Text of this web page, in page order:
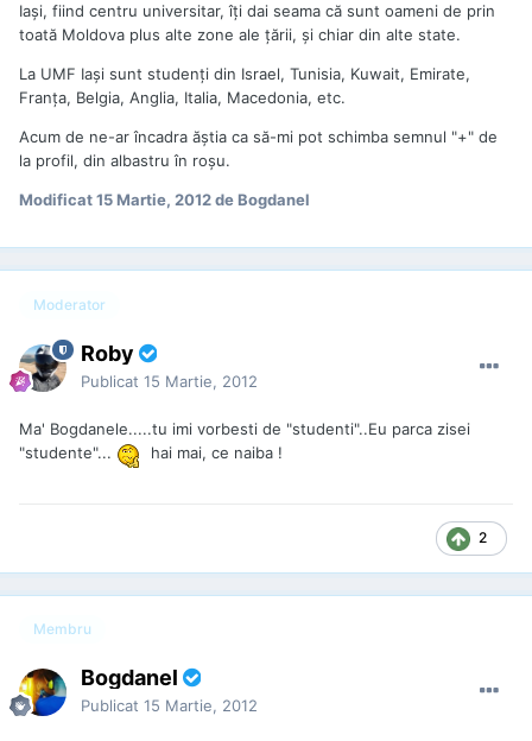
Iaşi, fiind centru universitar, îţi dai seama că sunt oameni de prin
toată Moldova plus alte zone ale ţării, şi chiar din alte state.
La UMF Iaşi sunt studenţi din Israel, Tunisia, Kuwait, Emirate,
Franţa, Belgia, Anglia, Italia, Macedonia, etc.
Acum de ne-ar încadra ăştia ca să-mi pot schimba semnul "+" de
la profil, din albastru în roşu.
Modificat15 Martie, 2012de Bogdanel
Moderator
Roby
Publicat 15 Martie, 2012
Ma' Bogdanele.....tu imi vorbesti de "studenti"..Eu parca zisei
"studente"...
hai mai, ce naiba !
2
Membru
Bogdanel
Publicat 15 Martie, 2012